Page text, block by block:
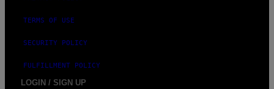
TERMS OF USE
SECURITY POLICY
FULFILLMENT POLICY
LOGIN / SIGN UP